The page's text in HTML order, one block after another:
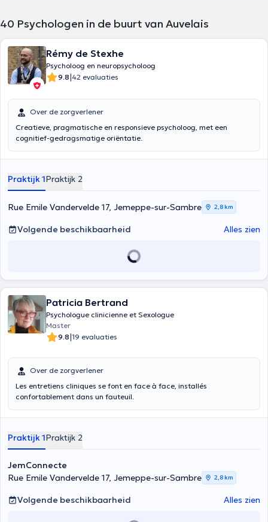
40 Psychologen in de buurt van Auvelais
Rémy de Stexhe
Psycholoog en neuropsycholoog
9.8|42 evaluaties
Over de zorgverlener
Creatieve, pragmatische en responsieve psycholoog, met een
cognitief-gedragsmatige oriëntatie.
Praktijk 1Praktijk 2
Rue Emile Vandervelde 17, Jemeppe-sur-Sambre 2,8 km
Volgende beschikbaarheid Alles zien
Patricia Bertrand
Psychologue clinicienne et Sexologue
Master
9.8|19 evaluaties
Over de zorgverlener
Les entretiens cliniques se font en face à face, installés
confortablement dans un fauteuil.
Praktijk 1Praktijk 2
JemConnecte
Rue Emile Vandervelde 17, Jemeppe-sur-Sambre
2,8 km
Volgende beschikbaarheid Alles zien